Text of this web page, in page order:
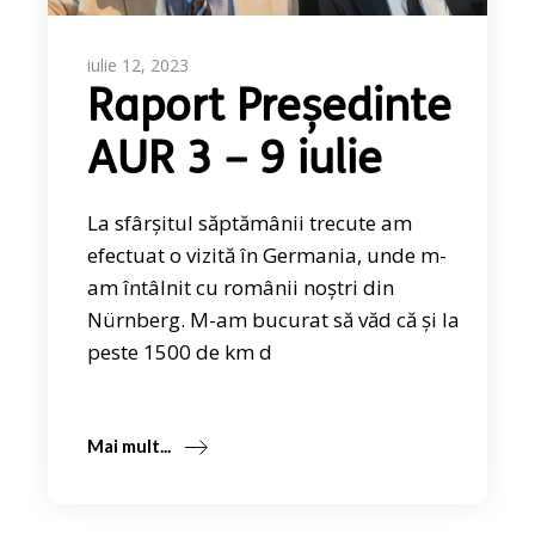
iulie 12, 2023
Raport Președinte
AUR 3 – 9 iulie
La sfârșitul săptămânii trecute am
efectuat o vizită în Germania, unde m-
am întâlnit cu românii noștri din
Nürnberg. M-am bucurat să văd că și la
peste 1500 de km d
Mai mult...